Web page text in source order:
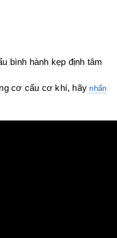
bình hành kẹp định tâm
cơ cấu cơ khí, hãynhấn